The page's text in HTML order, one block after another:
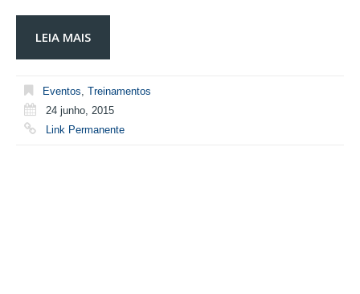
LEIA MAIS
Eventos Treinamentos
24 junho, 2015
Link Permanente